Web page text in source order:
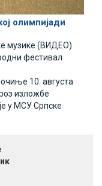
олимпијади
музике (ВИДЕО)
фестивал
10. августа
изложбе
у МСУ Српске